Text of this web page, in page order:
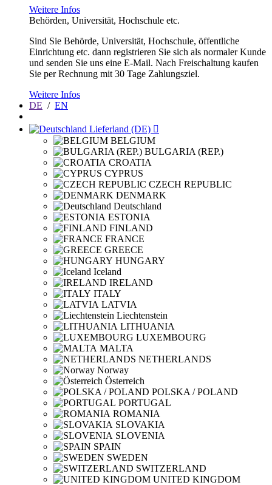
Weitere Infos
Behörden, Universität, Hochschule etc.
Sind Sie Behörde, Universität, Hochschule, öffentliche
Einrichtung etc. dann registrieren Sie sich als normaler Kunde
und senden Sie uns eine E-Mail. Nach Freischaltung kaufen
Sie per Rechnung mit 30 Tage Zahlungsziel.
Weitere Infos
DE / EN
Lieferland (DE) 
BELGIUM
BULGARIA (REP.)
CROATIA
CYPRUS
CZECH REPUBLIC
DENMARK
Deutschland
ESTONIA
FINLAND
FRANCE
GREECE
HUNGARY
Iceland
IRELAND
ITALY
LATVIA
Liechtenstein
LITHUANIA
LUXEMBOURG
MALTA
NETHERLANDS
Norway
Österreich
POLSKA / POLAND
PORTUGAL
ROMANIA
SLOVAKIA
SLOVENIA
SPAIN
SWEDEN
SWITZERLAND
UNITED KINGDOM